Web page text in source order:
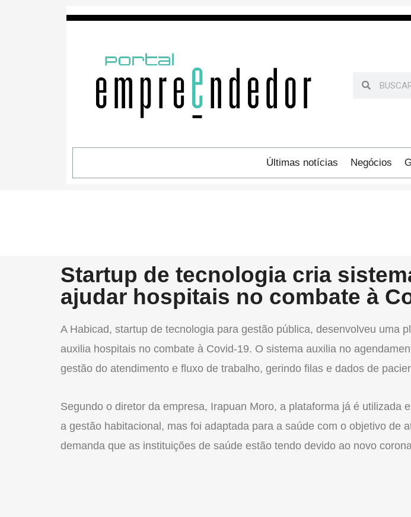
Últimas notícias Negócios
Startup de tecnologia cria
ajudar hospitais no combate à
A Habicad, startup de tecnologia para gestão pública, desenvolveu uma
auxilia hospitais no combate à Covid-19. O sistema auxilia no
gestão do atendimento e fluxo de trabalho, gerindo filas e dados de
Segundo o diretor da empresa, Irapuan Moro, a plataforma já é utilizada
a gestão habitacional, mas foi adaptada para a saúde com o objetivo de
demanda que as instituições de saúde estão tendo devido ao novo